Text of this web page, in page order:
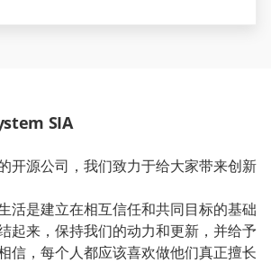
SIA
开源公司，我们致力于给大家带来创新
活是建立在相互信任和共同目标的基础
起来，保持我们的动力和更新，并给予
信，每个人都应该喜欢做他们真正擅长